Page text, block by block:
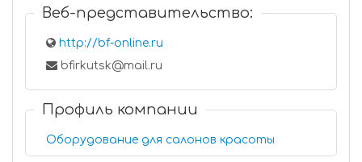
Веб-представительство:
http://bf-online.ru
bfirkutsk@mail.ru
Профиль компании
Оборудование для салонов красоты